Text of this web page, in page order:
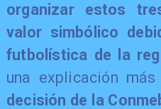
organizar estos
valor simbólico
futbolística de la
una explicación
decisión de la